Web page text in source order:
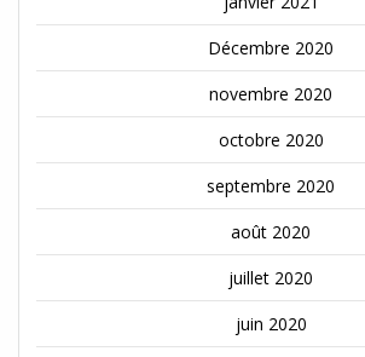
Décembre 2020
novembre 2020
octobre 2020
septembre 2020
août 2020
juillet 2020
juin 2020